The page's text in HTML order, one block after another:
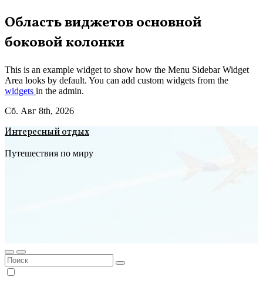
Перейти
к
содержимому
Область виджетов основной
боковой колонки
This is an example widget to show how the Menu Sidebar Widget
Area looks by default. You can add custom widgets from the
widgets in the admin.
Сб. Авг 8th, 2026
Интересный отдых
Путешествия по миру